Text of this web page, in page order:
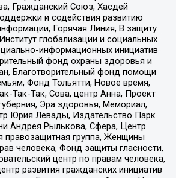
Гражданский Союз, Хасдей
и содействия развитию
Горячая Линия, В защиту
глобализации и социальных
информационных инициатив
фонд охраны здоровья и
Благотворительный фонд помощи
Фонд Тольятти, Новое время,
Так-Так, Сова, центр Анна, Проект
Эра здоровья, Мемориал,
Юрия Левады, Издательство Парк
Андрея Рылькова, Сфера, Центр
правозащитная группа, Женщины
человека, Фонд защиты гласности,
центр по правам человека,
развития гражданских инициатив